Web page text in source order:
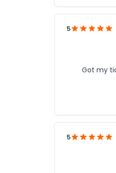
5
Got my
5